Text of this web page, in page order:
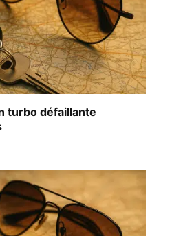
turbo défaillante